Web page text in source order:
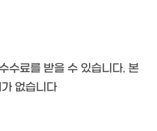
수료를 받을 수 있습니다. 본
없습니다